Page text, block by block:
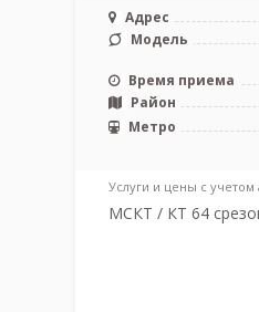
Адрес
Модель
Время приема
Район
Метро
Услуги и цены с учетом
МСКТ / КТ 64